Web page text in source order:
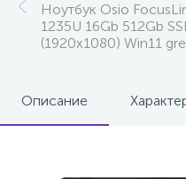
Ноутбук Osio
1235U 16Gb 512Gb
(1920x1080) Win11
Описание